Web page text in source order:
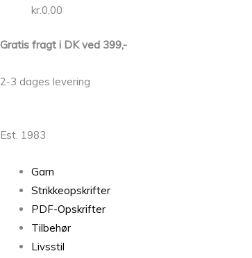
kr.0,00
Gratis fragt i DK ved 399,-
2-3 dages levering
Est. 1983
Garn
Strikkeopskrifter
PDF-Opskrifter
Tilbehør
Livsstil